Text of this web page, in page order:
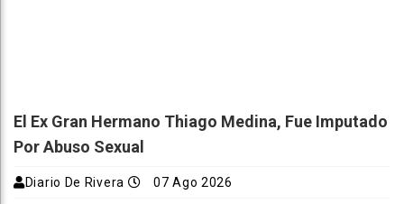
El Ex Gran Hermano Thiago Medina, Fue Imputado
Por Abuso Sexual
Diario De Rivera 07 Ago 2026